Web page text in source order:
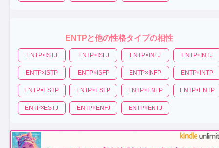
ENTP と他の性格タイプの相性
ENTP× ISTJ ENTP× ISFJ ENTP× INFJ ENTP× INTJ
ENTP× ISTP ENTP× ISFP ENTP× INFP ENTP× INTP
ENTP× ESTP ENTP× ESFP ENTP× ENFP ENTP× ENTP
ENTP× ESTJ ENTP× ENFJ ENTP× ENTJ